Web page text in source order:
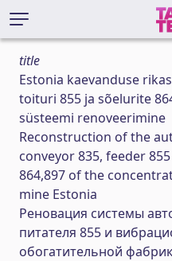
title
Estonia kaevanduse
toituri 855 ja sõelurite
süsteemi renoveerimine
Reconstruction of the
conveyor 835, feeder
864,897 of the
mine Estonia
Реновация системы
питателя 855 и
обогатительной